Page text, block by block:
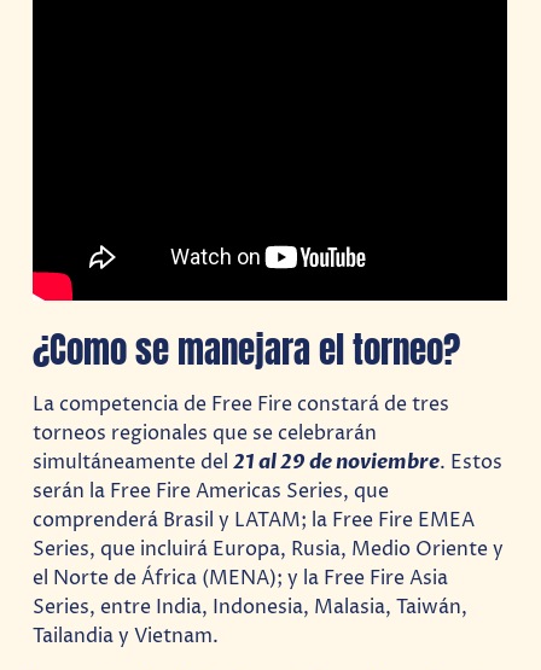
¿Como se manejara el torneo?
La competencia de Free Fire constará de tres
torneos regionales que se celebrarán
simultáneamente del21 al 29 de noviembre. Estos
serán la Free Fire Americas Series, que
comprenderá Brasil y LATAM; la Free Fire EMEA
Series, que incluirá Europa, Rusia, Medio Oriente y
el Norte de África (MENA); y la Free Fire Asia
Series, entre India, Indonesia, Malasia, Taiwán,
Tailandia y Vietnam.